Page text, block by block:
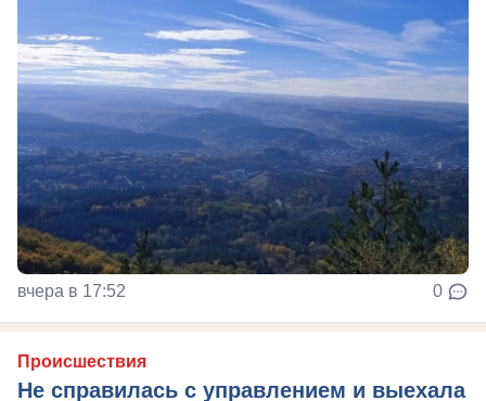
вчера в 17:52 0
Происшествия
Не справилась с управлением и выехала